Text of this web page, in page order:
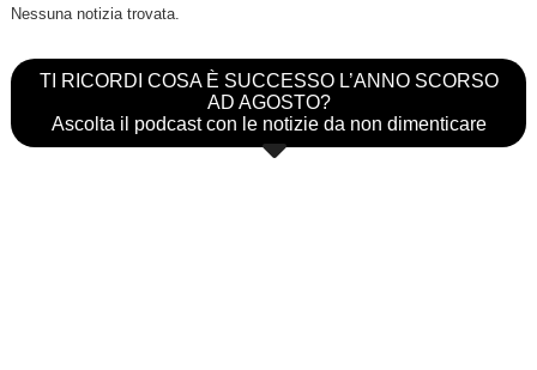
Nessuna notizia trovata.
TI RICORDI COSA È SUCCESSO L’ANNO SCORSO
AD AGOSTO?
Ascolta il podcast con le notizie da non dimenticare